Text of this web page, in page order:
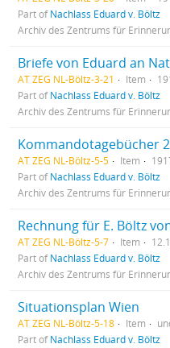
Part ofNachlass Eduard v. Böltz
Archiv des Zentrums für
AT ZEG NL-Böltz-3-21 Item
Part ofNachlass Eduard v. Böltz
Archiv des Zentrums für
Kommandotagebücher
AT ZEG NL-Böltz-5-5 Item
Part ofNachlass Eduard v. Böltz
Archiv des Zentrums für
AT ZEG NL-Böltz-5-7 Item
Part ofNachlass Eduard v. Böltz
Archiv des Zentrums für
Situationsplan Wien
AT ZEG NL-Böltz-5-18 Item
Part ofNachlass Eduard v. Böltz